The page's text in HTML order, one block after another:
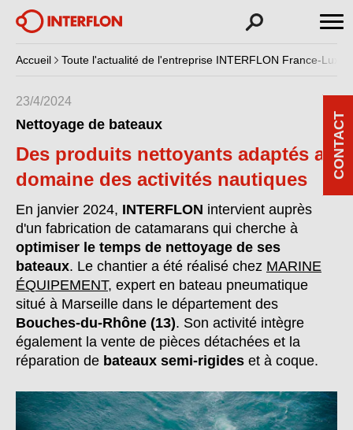
Accueil Toute l'actualité de l'entreprise INTERFLON France-
23/4/2024
Nettoyage de bateaux
Des produits nettoyants adaptés au
domaine des activités nautiques
En janvier 2024, INTERFLON intervient auprès
d'un fabrication de catamarans qui cherche à
optimiser le temps de nettoyage de ses
bateaux. Le chantier a été réalisé chez MARINE
ÉQUIPEMENT, expert en bateau pneumatique
situé à Marseille dans le département des
Bouches-du-Rhône (13). Son activité intègre
également la vente de pièces détachées et la
réparation de bateaux semi-rigides et à coque.
CONTACT